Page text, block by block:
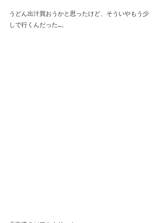
うどん出汁買おうかと思ったけど、そういやもう少
しで行くんだった…。